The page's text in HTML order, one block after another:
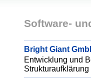
Software-
Bright Giant
Entwicklung und